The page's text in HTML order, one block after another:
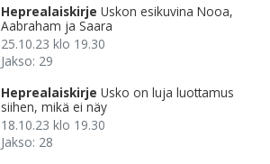
Heprealaiskirje Uskon esikuvina Nooa,
Aabraham ja Saara
25.10.23 klo 19.30
Jakso: 29
Heprealaiskirje Usko on luja luottamus
siihen, mikä ei näy
18.10.23 klo 19.30
Jakso: 28